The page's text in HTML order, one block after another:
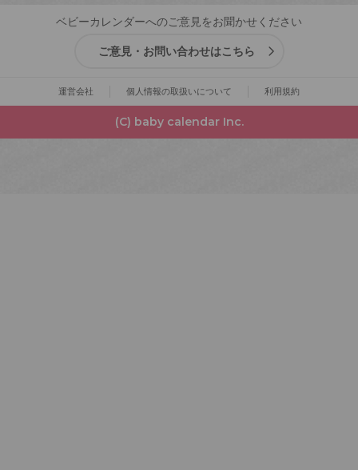
ベビーカレンダーへのご意見をお聞かせください
ご意見・お問い合わせはこちら
運営会社 個人情報の取扱いについて 利用規約
(C) baby calendar Inc.